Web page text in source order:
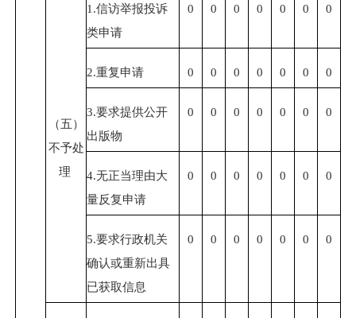
（五）
不予处
理
1.信访举报投诉
类申请
0 0 0 0 0 0 0
2.重复申请 0 0 0 0 0 0 0
3.要求提供公开
出版物
0 0 0 0 0 0 0
4.无正当理由大
量反复申请
0 0 0 0 0 0 0
5.要求行政机关
确认或重新出具
已获取信息
0 0 0 0 0 0 0